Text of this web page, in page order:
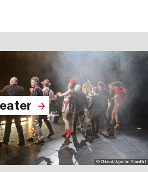
© Chiussi/Agentur StandArt